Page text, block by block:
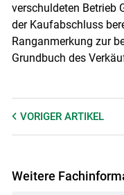
verschuldeten Betrieb
der Kaufabschluss
Ranganmerkung zur
Grundbuch des
VORIGER ARTIKEL
Weitere